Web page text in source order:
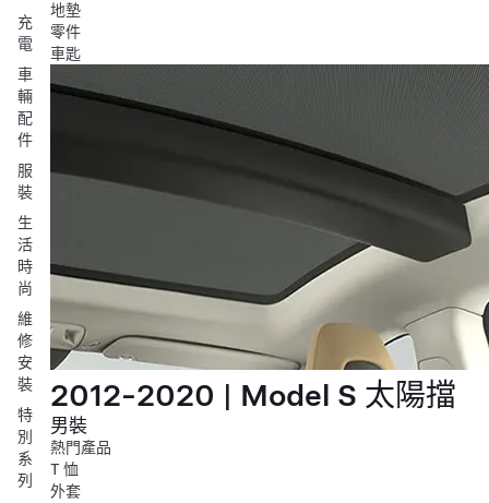
充
電
車
輛
配
件
服
裝
生
活
時
尚
維
修
安
裝
特
別
系
列
地墊
零件
車匙
2012-2020 | Model S 太陽擋
男裝
熱門產品
T 恤
外套